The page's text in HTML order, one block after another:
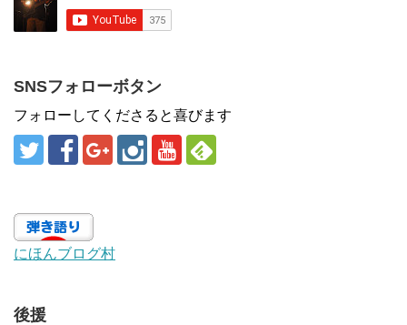
SNSフォローボタン
フォローしてくださると喜びます
にほんブログ村
後援